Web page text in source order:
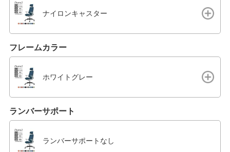
ナイロンキャスター
フレームカラー
ホワイトグレー
ランバーサポート
ランバーサポートなし